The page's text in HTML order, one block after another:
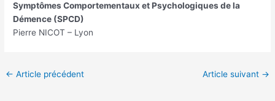
Symptômes Comportementaux et Psychologiques de la
Démence (SPCD)
Pierre NICOT – Lyon
Navigation
← Article précédent Article suivant →